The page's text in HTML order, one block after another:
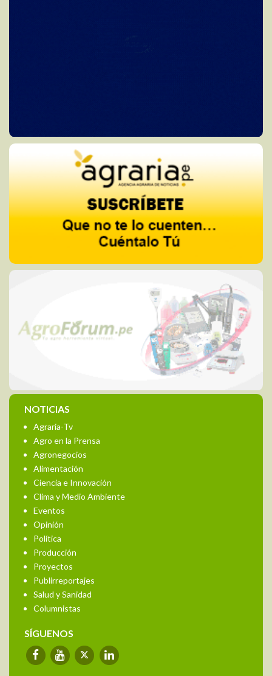
NOTICIAS
Agraria-Tv
Agro en la Prensa
Agronegocios
Alimentación
Ciencia e Innovación
Clima y Medio Ambiente
Eventos
Opinión
Política
Producción
Proyectos
Publirreportajes
Salud y Sanidad
Columnistas
SÍGUENOS